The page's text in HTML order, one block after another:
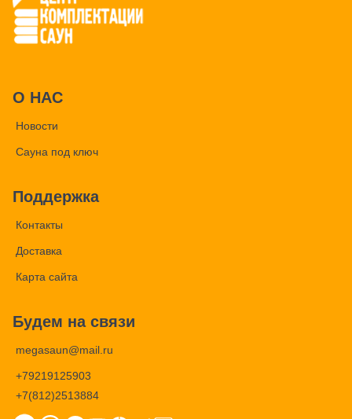
О НАС
Новости
Сауна под ключ
Поддержка
Контакты
Доставка
Карта сайта
Будем на связи
megasaun@mail.ru
+79219125903
+7(812)2513884